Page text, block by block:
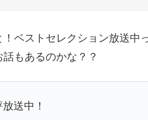
ベストセレクション放送中
もあるのかな？？
送中！